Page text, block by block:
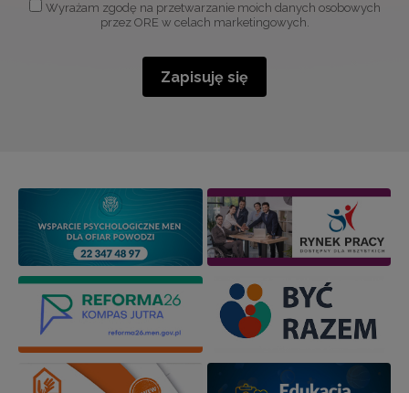
Wyrażam zgodę na przetwarzanie moich danych osobowych
przez ORE w celach marketingowych.
Zapisuję się